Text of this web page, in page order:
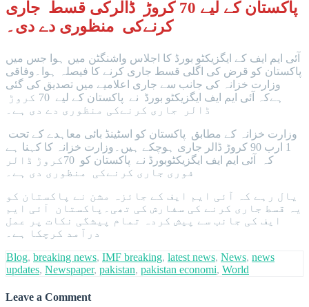
پاکستان کے لیے 70 کروڑ ڈالرکی قسط جاری
کرنےکی منظوری دے دی۔
آئی ایم ایف کے ایگزیکٹو بورڈ کا اجلاس واشنگٹن میں ہوا جس میں
پاکستان کو قرض کی اگلی قسط جاری کرنے کا فیصلہ ہوا۔وفاقی
وزارت خزانہ کی جانب سے جاری اعلامیے میں تصدیق کی گئی
ہےکہ آئی ایم ایف ایگزیکٹو بورڈ نے پاکستان کے لیے 70 کروڑ
ڈالر جاری کرنےکی منظوری دے دی ہے۔
وزارت خزانہ کے مطابق پاکستان کو اسٹینڈ بائی معاہدے کے تحت
1 ارب 90 کروڑ ڈالر جاری ہوچکے ہیں۔وزارت خزانہ کا کہنا ہے
کہ آئی ایم ایف ایگزیکٹوبورڈ نے پاکستان کو 70کروڑ ڈالر
فوری جاری کرنےکی منظوری دی ہے۔
یال رہے کہ آئی ایم ایف کے جائزہ مشن نے پاکستان کو
یہ قسط جاری کرنے کی سفارش کی تھی۔پاکستان آئی ایم
ایف کی جانب سے پیش کردہ تمام پیشگی نکات پر عمل
درآمد کرچکا ہے۔
Blog, breaking news, IMF breaking, latest news, News, news
updates, Newspaper, pakistan, pakistan economi, World
Leave a Comment